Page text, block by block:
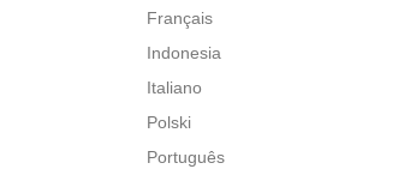
Français
Indonesia
Italiano
Polski
Português